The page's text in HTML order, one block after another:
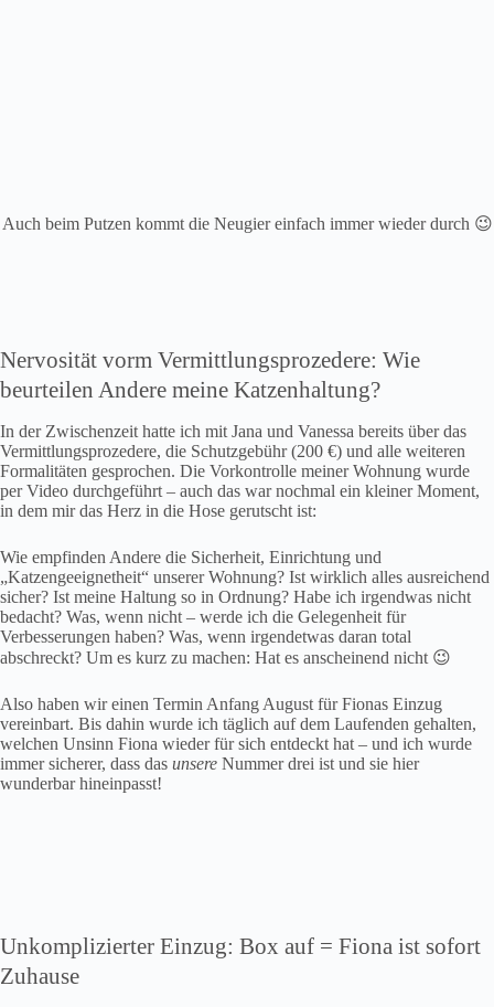
Auch beim Putzen kommt die Neugier einfach immer wieder durch 😉
Nervosität vorm Vermittlungsprozedere: Wie
beurteilen Andere meine Katzenhaltung?
In der Zwischenzeit hatte ich mit Jana und Vanessa bereits über das
Vermittlungsprozedere, die Schutzgebühr (200 €) und alle weiteren
Formalitäten gesprochen. Die Vorkontrolle meiner Wohnung wurde
per Video durchgeführt – auch das war nochmal ein kleiner Moment,
in dem mir das Herz in die Hose gerutscht ist:
Wie empfinden Andere die Sicherheit, Einrichtung und
„Katzengeeignetheit“ unserer Wohnung? Ist wirklich alles ausreichend
sicher? Ist meine Haltung so in Ordnung? Habe ich irgendwas nicht
bedacht? Was, wenn nicht – werde ich die Gelegenheit für
Verbesserungen haben? Was, wenn irgendetwas daran total
abschreckt? Um es kurz zu machen: Hat es anscheinend nicht 😉
Also haben wir einen Termin Anfang August für Fionas Einzug
vereinbart. Bis dahin wurde ich täglich auf dem Laufenden gehalten,
welchen Unsinn Fiona wieder für sich entdeckt hat – und ich wurde
immer sicherer, dass das unsere Nummer drei ist und sie hier
wunderbar hineinpasst!
Unkomplizierter Einzug: Box auf = Fiona ist sofort
Zuhause